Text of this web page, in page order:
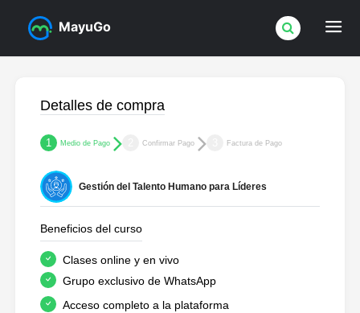
MayuGo
Detalles de compra
1 Medio de Pago Confirmar Pago Factura de Pago
Gestión del Talento Humano para Líderes
Beneficios del curso
Clases online y en vivo
Grupo exclusivo de WhatsApp
Acceso completo a la plataforma